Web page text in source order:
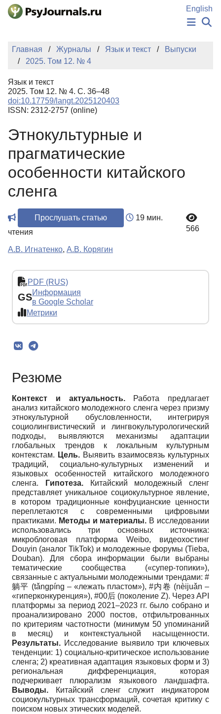
Перейти к основному содержанию
English
НОВОСТИ
БАЗА ЗНАНИЙ
КЛЮЧЕВЫЕ СЛОВА
Регистрация
Главная Журналы Язык и текст
Выпуски
2025. Том 12. № 4
Язык и текст
2025. Том 12. № 4. С. 36–48
doi:10.17759/langt.2025120403
ISSN: 2312-2757 (online)
Этнокультурные и
прагматические
особенности китайского
сленга
Прослушать статью
19 мин.
чтения
566
А.В. Игнатенко, А.В. Корягин
PDF (RUS)
GSИнформация
в Google Scholar
Метрики
Резюме
Контекст и актуальность.Работа предлагает
анализ китайского молодежного сленга через призму
этнокультурной обусловленности, интегрируя
социолингвистический и лингвокультурологический
подходы, выявляются механизмы адаптации
глобальных трендов к локальным культурным
контекстам. Цель. Выявить взаимосвязь культурных
традиций, социально-культурных изменений и
языковых особенностей китайского молодежного
сленга.
Гипотеза.Китайский молодежный сленг
представляет уникальное социокультурное явление,
в котором традиционные конфуцианские ценности
переплетаются с современными цифровыми
практиками. Методы и материалы. В исследовании
использовались три основных источника:
микроблоговая платформа Weibo, видеохостинг
Douyin (аналог TikTok) и молодежные форумы (Tieba,
Douban). Для сбора информации были выбраны
тематические сообщества («супер-топики»),
связанные с актуальными молодежными трендами: #
躺平 (tǎngpíng – «лежать пластом»), #内卷 (nèijuǎn –
«гиперконкуренция»), #00后 (поколение Z). Через API
платформы за период 2021–2023 гг. было собрано и
проанализировано 2000 постов, отфильтрованных
по критериям частотности (минимум 50 упоминаний
в месяц) и контекстуальной насыщенности.
Результаты. Исследование выявило три ключевых
тенденции: 1) социально-критическое использование
сленга; 2) креативная адаптация языковых форм и 3)
региональная дифференциация, которая
подчеркивает плюрализм языкового ландшафта.
Выводы. Китайский сленг служит индикатором
социокультурных трансформаций, сочетая критику с
поиском новых этических моделей.